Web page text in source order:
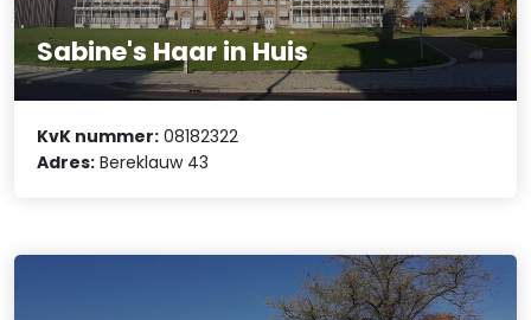
Sabine's Haar in Huis
KvK nummer: 08182322
Adres: Bereklauw 43